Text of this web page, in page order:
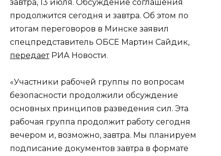
завтра, 13 июля. Обсуждение соглашения
продолжится сегодня и завтра. Об этом по
итогам переговоров в Минске заявил
спецпредставитель ОБСЕ Мартин Сайдик,
передаетРИА Новости.
«Участники рабочей группы по вопросам
безопасности продолжили обсуждение
основных принципов разведения сил. Эта
рабочая группа продолжит работу сегодня
вечером и, возможно, завтра. Мы планируем
подписание документов завтра в формате